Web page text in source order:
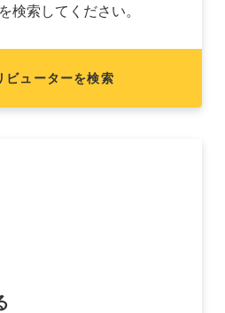
検索してください。
ビューターを検索